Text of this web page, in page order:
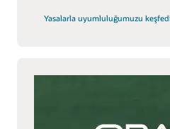
Yasalarla uyumluluğumuzu